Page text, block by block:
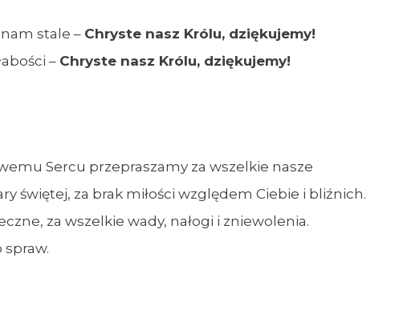
stale – Chryste nasz Królu, dziękujemy!
– Chryste nasz Królu, dziękujemy!
Sercu przepraszamy za wszelkie nasze
świętej, za brak miłości względem Ciebie i bliźnich.
za wszelkie wady, nałogi i zniewolenia.
spraw.